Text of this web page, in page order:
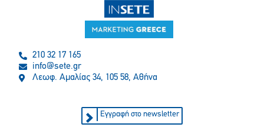
210 32 17 165
info@sete.gr
Λεωφ. Αμαλίας 34, 105 58, Αθήνα
Εγγραφή στο newsletter